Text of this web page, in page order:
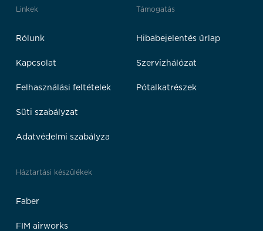
Linkek
Rólunk
Kapcsolat
Felhasználási feltételek
Süti szabályzat
Adatvédelmi szabályza
Támogatás
Hibabejelentés űrlap
Szervizhálózat
Pótalkatrészek
Háztartási készülékek
Faber
FIM airworks